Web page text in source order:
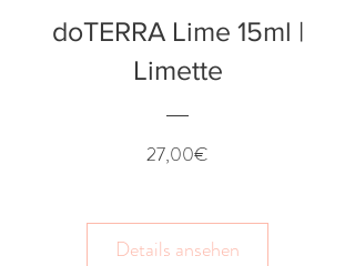
doTERRA Lime 15ml |
Limette
27,00€
Details ansehen